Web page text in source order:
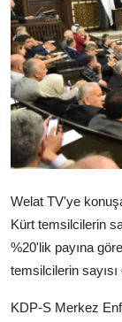
Arşiv
İletişim
Türkçe
Welat TV'ye
Kürt temsilcilerin
%20'lik payına
temsilcilerin sayısı
KDP-S Merkez